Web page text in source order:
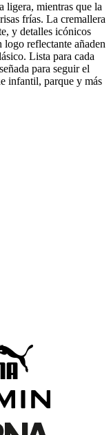
ligera, mientras que la
frías. La cremallera
y detalles icónicos
logo reflectante añaden
Lista para cada
para seguir el
infantil, parque y más